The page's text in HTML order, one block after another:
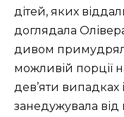
дітей, яких
доглядала
дивом
можливій порції
дев’яти випадках
занедужувала від